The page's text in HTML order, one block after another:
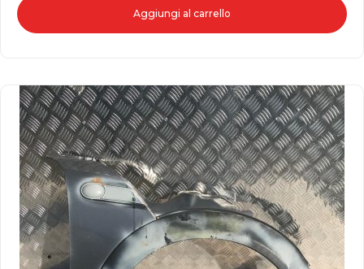
Aggiungi al carrello